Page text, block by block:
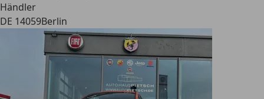
Händler
DE 14059Berlin